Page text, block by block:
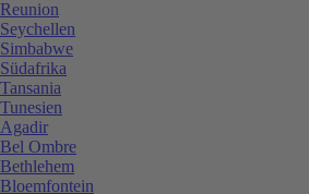
Reunion
Seychellen
Simbabwe
Südafrika
Tansania
Tunesien
Agadir
Bel Ombre
Bethlehem
Bloemfontein